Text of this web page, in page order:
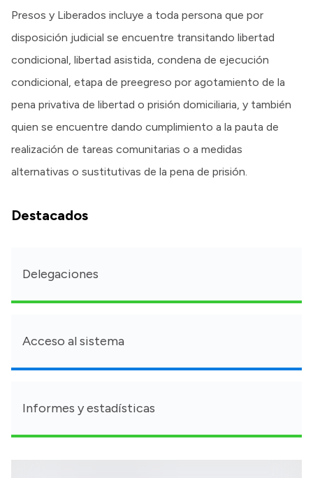
Presos y Liberados incluye a toda persona que por
disposición judicial se encuentre transitando libertad
condicional, libertad asistida, condena de ejecución
condicional, etapa de preegreso por agotamiento de la
pena privativa de libertad o prisión domiciliaria, y también
quien se encuentre dando cumplimiento a la pauta de
realización de tareas comunitarias o a medidas
alternativas o sustitutivas de la pena de prisión.
Destacados
Delegaciones
Acceso al sistema
Informes y estadísticas